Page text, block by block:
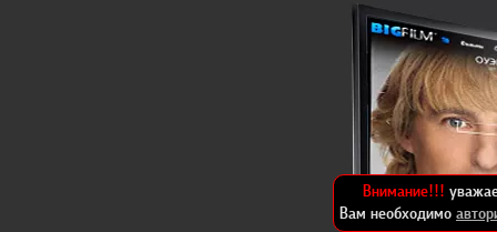
Внимание!!!
Вам необходимо